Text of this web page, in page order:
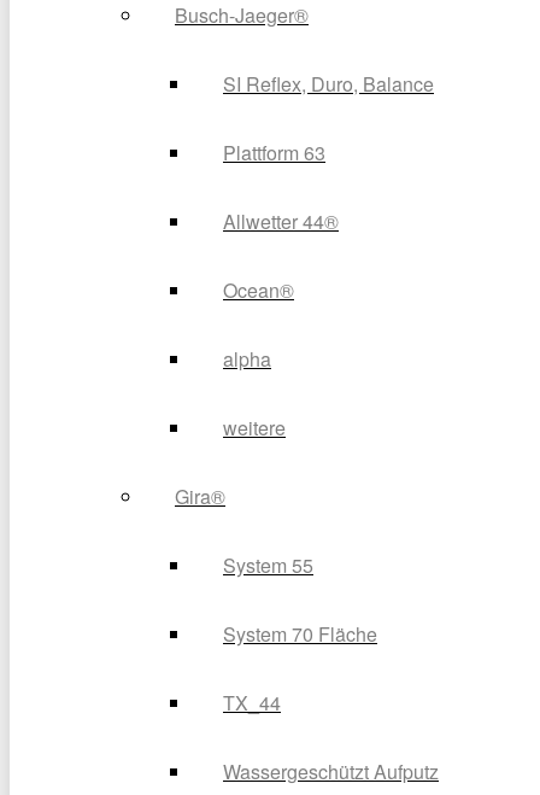
Busch-Jaeger®
SI Reflex, Duro, Balance
Plattform 63
Allwetter 44®
Ocean®
alpha
weitere
Gira®
System 55
System 70 Fläche
TX_44
Wassergeschützt Aufputz